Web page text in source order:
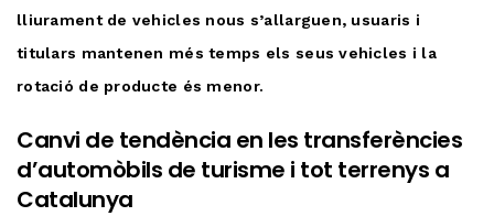
lliurament de vehicles nous s’allarguen, usuaris i
titulars mantenen més temps els seus vehicles i la
rotació de producte és menor.
Canvi de tendència en les transferències
d’automòbils de turisme i tot terrenys a
Catalunya